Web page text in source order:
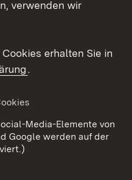
Datenschutz
Cookies
verwenden wir
erhalten Sie in
.
Media-Elemente von
Google werden auf der